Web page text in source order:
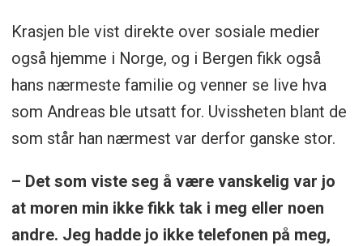
Krasjen ble vist direkte over sosiale medier
også hjemme i Norge, og i Bergen fikk også
hans nærmeste familie og venner se live hva
som Andreas ble utsatt for. Uvissheten blant de
som står han nærmest var derfor ganske stor.
– Det som viste seg å være vanskelig var jo
at moren min ikke fikk tak i meg eller noen
andre. Jeg hadde jo ikke telefonen på meg,